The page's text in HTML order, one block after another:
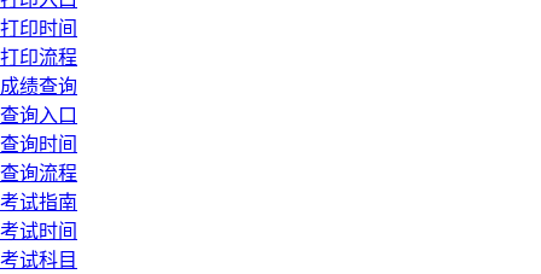
打印时间
打印流程
成绩查询
查询入口
查询时间
查询流程
考试指南
考试时间
考试科目